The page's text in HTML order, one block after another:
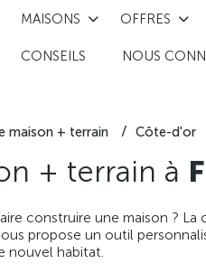
MAISONS OFFRES
CONSEILS NOUS
maison + terrain Côte-d'or
+ terrain à
construire une maison ?
propose un outil
nouvel habitat.